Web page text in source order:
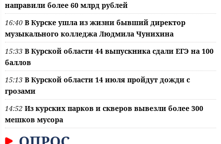
направили более 60 млрд рублей
16:40 В Курске ушла из жизни бывший директор
музыкального колледжа Людмила Чунихина
15:33 В Курской области 44 выпускника сдали ЕГЭ на 100
баллов
15:13 В Курской области 14 июля пройдут дожди с
грозами
14:52 Из курских парков и скверов вывезли более 300
мешков мусора